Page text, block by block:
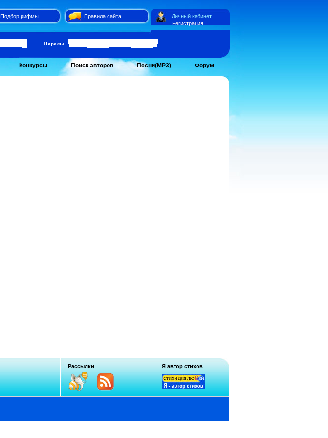
Подбор рифмы
Правила сайта
Регистрация
Личный кабинет
Пароль:
Конкурсы Поиск авторов Песни(MP3) Форум
Рассылки Я автор стихов